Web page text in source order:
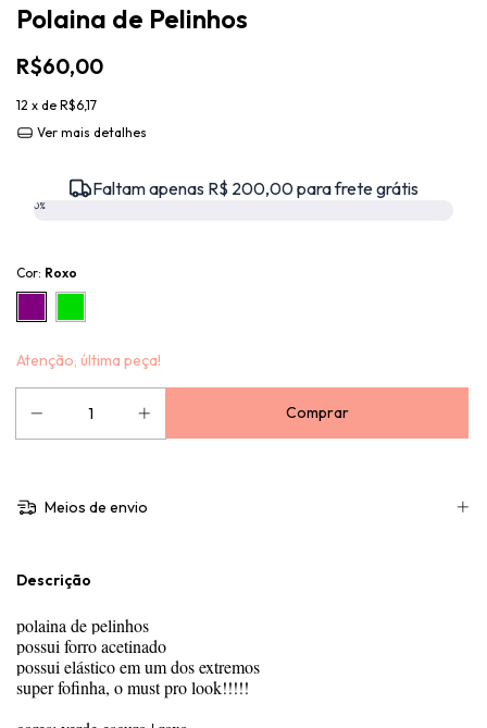
Polaina de Pelinhos
R$60,00
12 x de R$6,17
Ver mais detalhes
Faltam apenas R$ 200,00 para frete grátis
0%
Cor: Roxo
Atenção, última peça!
Meios de envio
Descrição
polaina de pelinhos
possui forro acetinado
possui elástico em um dos extremos
super fofinha, o must pro look!!!!!